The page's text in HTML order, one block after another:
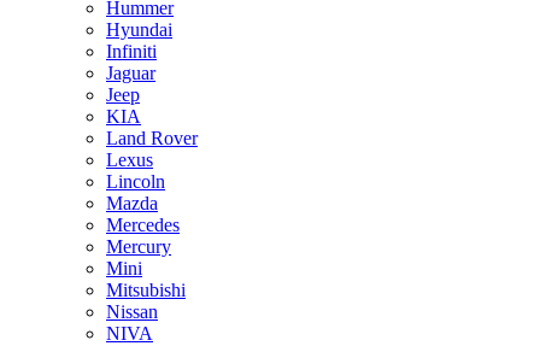
Hummer
Hyundai
Infiniti
Jaguar
Jeep
KIA
Land Rover
Lexus
Lincoln
Mazda
Mercedes
Mercury
Mini
Mitsubishi
Nissan
NIVA